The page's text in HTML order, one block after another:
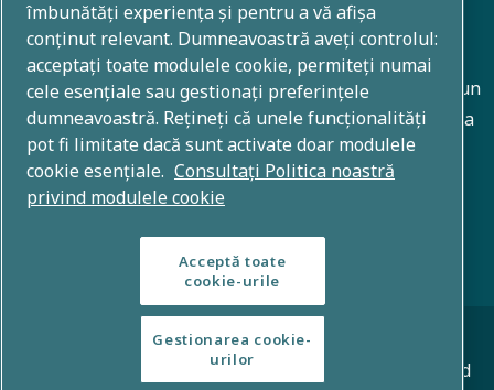
Grupul Atlas Copco dezvoltă soluții inovatoare în toate
domeniile de activitate, inclusiv tehnici de compresie a
aerului, vid, industriale și de alimentare cu energie. Cu un
portofoliu global de mărci 80+, facem posibilă tehnologia
care transformă viitorul.
© Drepturi de autor 2026 - Atlas Copco Group
Notificări legale și de confidențialitate Politica privind
îmbunătăți experiența și pentru a vă afișa
conținut relevant. Dumneavoastră aveți controlul:
acceptați toate modulele cookie, permiteți numai
cele esențiale sau gestionați preferințele
dumneavoastră. Rețineți că unele funcționalități
pot fi limitate dacă sunt activate doar modulele
cookie esențiale. Consultați Politica noastră
privind modulele cookie
Acceptă toate
cookie-urile
Gestionarea cookie-
urilor